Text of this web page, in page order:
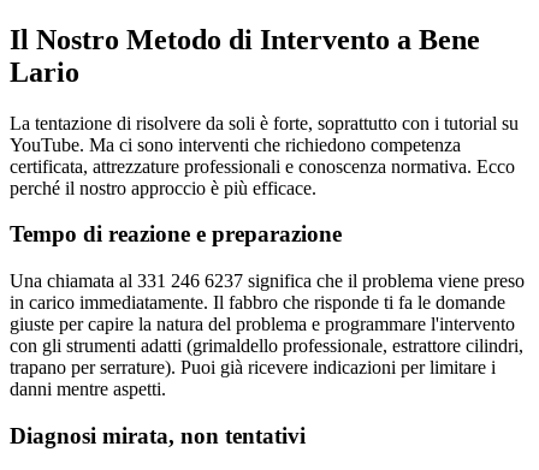
Il Nostro Metodo di Intervento a Bene
Lario
La tentazione di risolvere da soli è forte, soprattutto con i tutorial su
YouTube. Ma ci sono interventi che richiedono competenza
certificata, attrezzature professionali e conoscenza normativa. Ecco
perché il nostro approccio è più efficace.
Tempo di reazione e preparazione
Una chiamata al 331 246 6237 significa che il problema viene preso
in carico immediatamente. Il fabbro che risponde ti fa le domande
giuste per capire la natura del problema e programmare l'intervento
con gli strumenti adatti (grimaldello professionale, estrattore cilindri,
trapano per serrature). Puoi già ricevere indicazioni per limitare i
danni mentre aspetti.
Diagnosi mirata, non tentativi